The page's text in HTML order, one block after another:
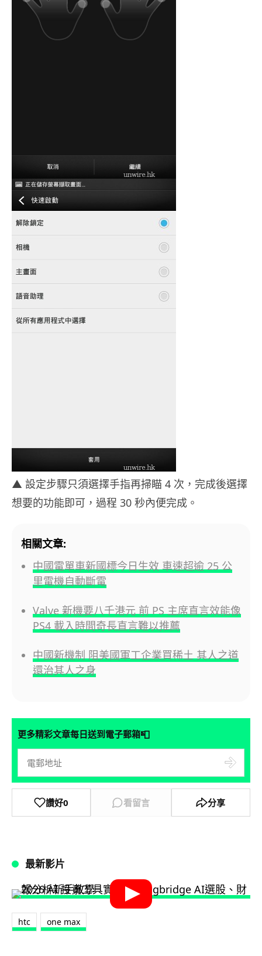
▲ 設定步驟只須選擇手指再掃瞄 4 次，完成後選擇
想要的功能即可，過程 30 秒內便完成。
相關文章:
中國電單車新國標今日生效 車速超逾 25 公
里電機自動斷電
Valve 新機要八千港元 前 PS 主席直言效能像
PS4 載入時間奇長直言難以推薦
中國新機制 阻美國軍工企業買稀土 其人之道
還治其人之身
更多精彩文章每日送到電子郵箱📮
讚好0 看留言 分享
最新影片
htc one max